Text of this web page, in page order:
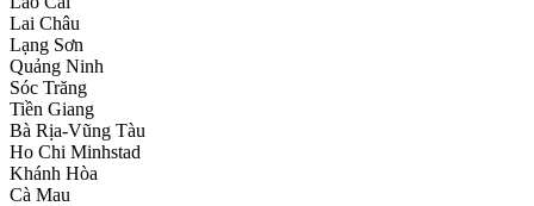
Lai Châu
Lạng Sơn
Quảng Ninh
Sóc Trăng
Tiền Giang
Bà Rịa-Vũng Tàu
Ho Chi Minhstad
Khánh Hòa
Cà Mau